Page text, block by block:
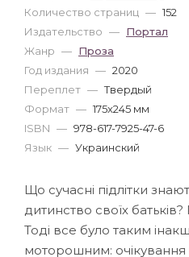
Количество страниц — 152
Издательство — Портал
Жанр — Проза
Год издания — 2020
Переплет — Твердый
Формат — 175x245 мм
ISBN — 978-617-7925-47-6
Язык — Украинский
Що сучасні підлітки
дитинство своїх
Тоді все було таким
моторошним: очікування